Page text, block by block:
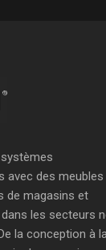
avec des meubles
de magasins et
les secteurs
la conception à